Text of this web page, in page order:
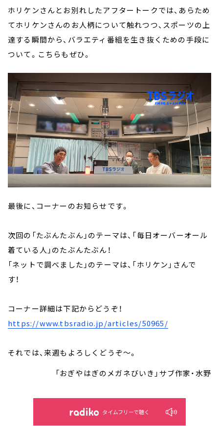
ホリケンさんとお別れしたアフタートークでは、あらため
てホリケンさんのお人柄について触れつつ、スポーツの上
達する瞬間から、バラエティ番組を生き抜くための手段に
ついて。こちらもぜひ。
最後に、コーナーのお知らせです。
次回の「たぶんたぶん」のテーマは、「毎日オーバーオール
着ている人」のたぶんたぶん！
「ネットで調べました」のテーマは、「ホリケン」さんで
す！
コーナー詳細は下記からどうぞ！
https://www.tbsradio.jp/articles/50965/
それでは、来週もよろしくどうぞ～。
「おぎやはぎのメガネびいき」サブ作家・水野
タイムフリーで聴く